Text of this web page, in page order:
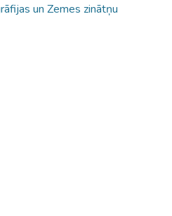
un Zemes zinātņu